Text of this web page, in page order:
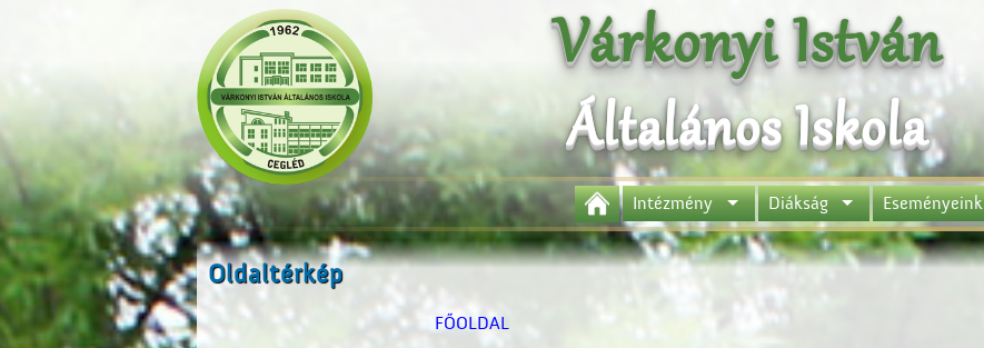
Várkonyi István
Általános Iskola
Intézmény Diákság Eseményeink
Oldaltérkép
FŐOLDAL